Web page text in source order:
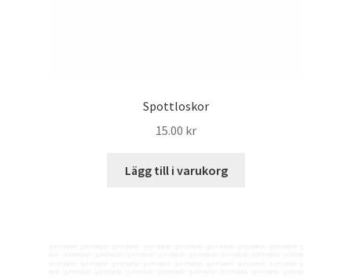
Spottloskor
15.00 kr
Lägg till i varukorg